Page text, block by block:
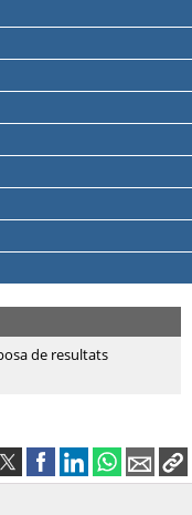
de resultats